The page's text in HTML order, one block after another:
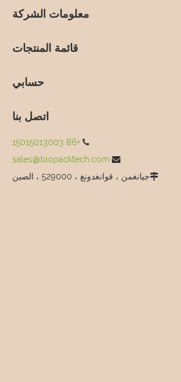
معلومات الشركة
قائمة المنتجات
حسابي
اتصل بنا

+86 15015013003

sales@biopacktech.com
جيانغمن ، قوانغدونغ ، 529000 ، الصين